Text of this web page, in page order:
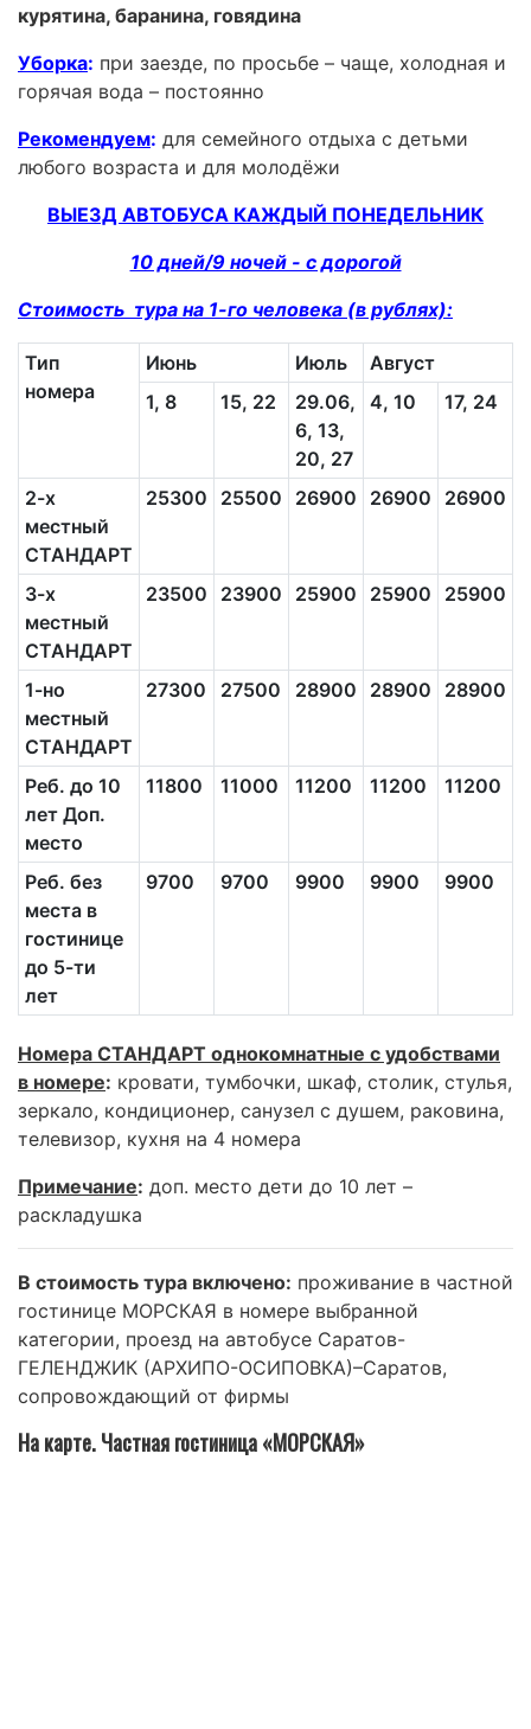
курятина, баранина, говядина
Уборка: при заезде, по просьбе – чаще, холодная и
горячая вода – постоянно
Рекомендуем: для семейного отдыха с детьми
любого возраста и для молодёжи
ВЫЕЗД АВТОБУСА КАЖДЫЙ ПОНЕДЕЛЬНИК
10 дней/9 ночей - с дорогой
Стоимость тура на 1-го человека (в рублях):
Тип
номера
Июнь Июль Август
1, 8
15, 22
29.06,
6, 13,
20, 27
4, 10 17, 24
2-х
местный
СТАНДАРТ
25300 25500 26900 26900 26900
3-х
местный
СТАНДАРТ
23500 23900 25900 25900 25900
1-но
местный
СТАНДАРТ
27300 27500 28900 28900 28900
Реб. до 10
лет Доп.
место
11800 11000 11200 11200 11200
Реб. без
места в
гостинице
до 5-ти
лет
9700 9700 9900 9900 9900
Номера СТАНДАРТ однокомнатные с удобствами
в номере: кровати, тумбочки, шкаф, столик, стулья,
зеркало, кондиционер, санузел с душем, раковина,
телевизор, кухня на 4 номера
Примечание: доп. место дети до 10 лет –
раскладушка
В стоимость тура включено: проживание в частной
гостинице МОРСКАЯ в номере выбранной
категории, проезд на автобусе Саратов-
ГЕЛЕНДЖИК (АРХИПО-ОСИПОВКА)–Саратов,
сопровождающий от фирмы
На карте. Частная гостиница «МОРСКАЯ»